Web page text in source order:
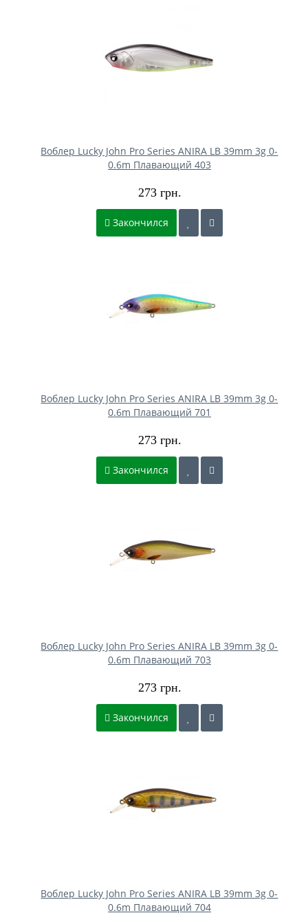
Воблер Lucky John Pro Series ANIRA LB 39mm 3g 0-
0.6m Плавающий 403
273 грн.
Закончился
Воблер Lucky John Pro Series ANIRA LB 39mm 3g 0-
0.6m Плавающий 701
273 грн.
Закончился
Воблер Lucky John Pro Series ANIRA LB 39mm 3g 0-
0.6m Плавающий 703
273 грн.
Закончился
Воблер Lucky John Pro Series ANIRA LB 39mm 3g 0-
0.6m Плавающий 704